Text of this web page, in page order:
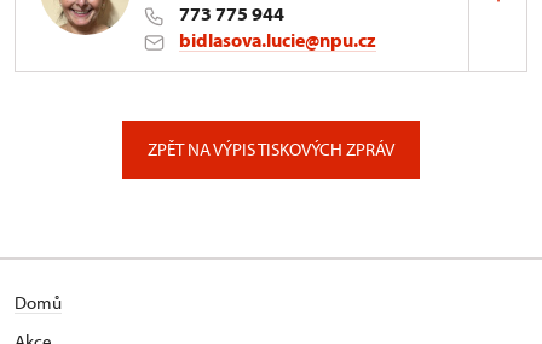
773 775 944
bidlasova.lucie@npu.cz
ZPĚT NA VÝPIS TISKOVÝCH ZPRÁV
Domů